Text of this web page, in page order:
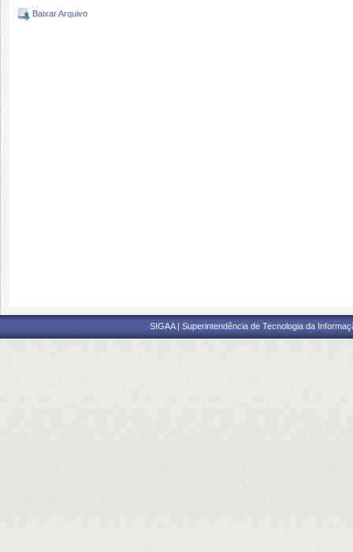
Baixar Arquivo
SIGAA | Superintendência de Tecnologia da